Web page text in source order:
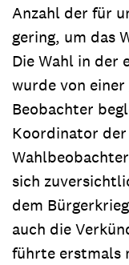
Anzahl der für
gering, um das
Die Wahl in der
wurde von
Beobachter
Koordinator
sich
dem
auch die
führte erstmals